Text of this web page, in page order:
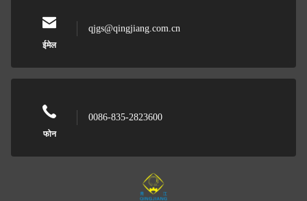
ईमेल
qjgs@qingjiang.com.cn
फोन
0086-835-2823600